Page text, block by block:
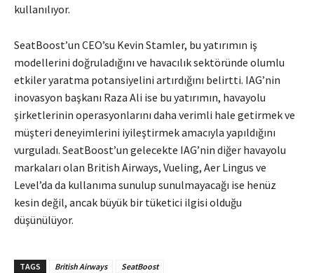
kullanılıyor.
SeatBoost’un CEO’su Kevin Stamler, bu yatırımın iş
modellerini doğruladığını ve havacılık sektöründe olumlu
etkiler yaratma potansiyelini artırdığını belirtti. IAG’nin
inovasyon başkanı Raza Ali ise bu yatırımın, havayolu
şirketlerinin operasyonlarını daha verimli hale getirmek ve
müşteri deneyimlerini iyileştirmek amacıyla yapıldığını
vurguladı. SeatBoost’un gelecekte IAG’nin diğer havayolu
markaları olan British Airways, Vueling, Aer Lingus ve
Level’da da kullanıma sunulup sunulmayacağı ise henüz
kesin değil, ancak büyük bir tüketici ilgisi olduğu
düşünülüyor.
TAGS British Airways SeatBoost